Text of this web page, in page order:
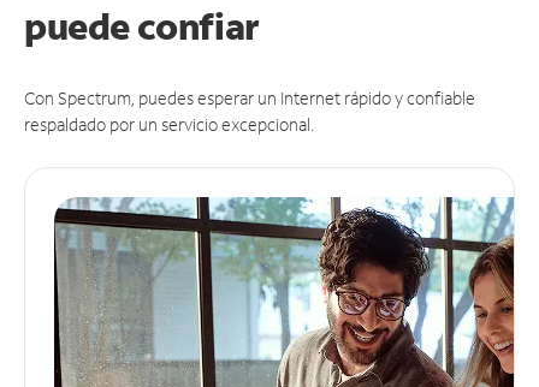
puedeconfiar
Con Spectrum, puedes esperar un Internet rápido y confiable
respaldado por un servicio excepcional.